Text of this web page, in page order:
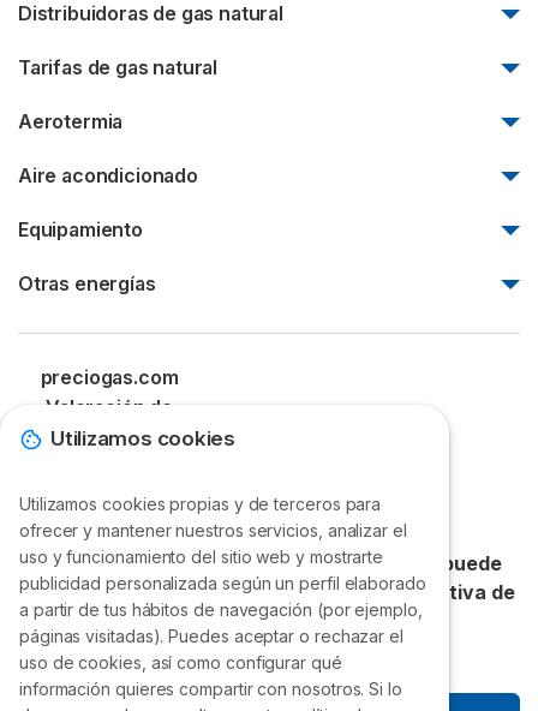
Distribuidoras de gas natural
Nedgia
Redexis
Tarifas de gas natural
Tarifas de gas Endesa
Tarifas de gas TotalEnergies
Aerotermia
Aerotermia en un piso
Aerotermia Barcelona
Aire acondicionado
Aire acondicionado barato
Aire acondicionado con bomba de calor
Frigorías por m2
Equipamiento
Calderas Junkers precios
Calderas Vaillant precios
Calderas Ferroli precios
Otras energías
¿Qué es el GLP?
Calderas de gasoil
Punto de recarga coche eléctrico
preciogas.com
Valoración de
Selectra
de sus clientes.
¡Gracias!
Accede a precios exclusivos que nadie más puede
ofrecerte. Únete gratis a la VII Compra Colectiva de
Selectra.
Utilizamos cookies
Utilizamos cookies propias y de terceros para
ofrecer y mantener nuestros servicios, analizar el
uso y funcionamiento del sitio web y mostrarte
publicidad personalizada según un perfil elaborado
a partir de tus hábitos de navegación (por ejemplo,
páginas visitadas). Puedes aceptar o rechazar el
uso de cookies, así como configurar qué
información quieres compartir con nosotros. Si lo